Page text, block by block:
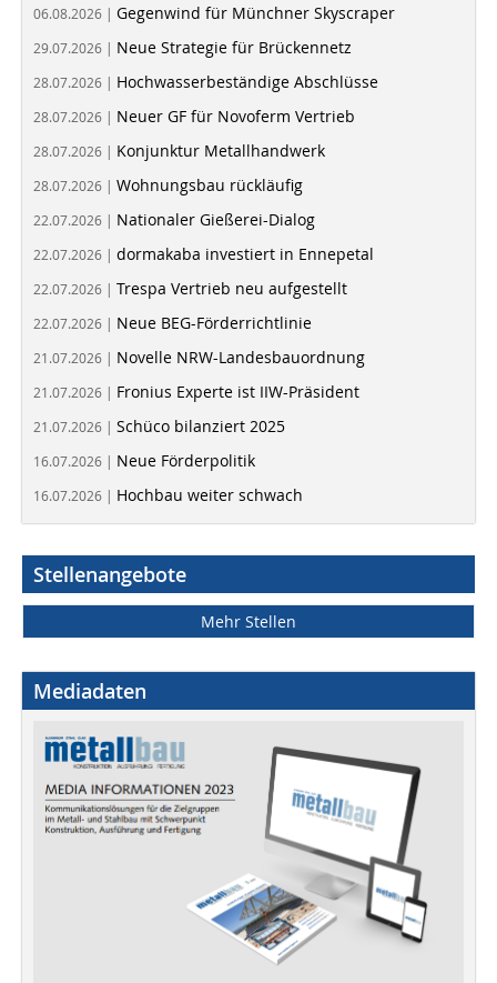
06.08.2026 | Gegenwind für Münchner Skyscraper
29.07.2026 | Neue Strategie für Brückennetz
28.07.2026 | Hochwasserbeständige Abschlüsse
28.07.2026 | Neuer GF für Novoferm Vertrieb
28.07.2026 | Konjunktur Metallhandwerk
28.07.2026 | Wohnungsbau rückläufig
22.07.2026 | Nationaler Gießerei-Dialog
22.07.2026 | dormakaba investiert in Ennepetal
22.07.2026 | Trespa Vertrieb neu aufgestellt
22.07.2026 | Neue BEG-Förderrichtlinie
21.07.2026 | Novelle NRW-Landesbauordnung
21.07.2026 | Fronius Experte ist IIW-Präsident
21.07.2026 | Schüco bilanziert 2025
16.07.2026 | Neue Förderpolitik
16.07.2026 | Hochbau weiter schwach
Stellenangebote
Mehr Stellen
Mediadaten